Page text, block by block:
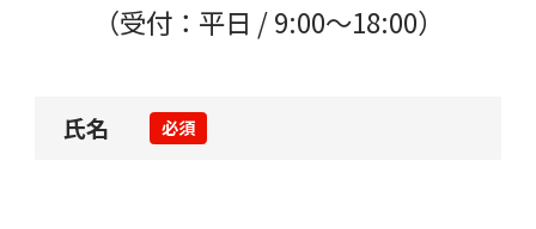
（受付：平日 / 9:00〜18:00）
氏名 必須